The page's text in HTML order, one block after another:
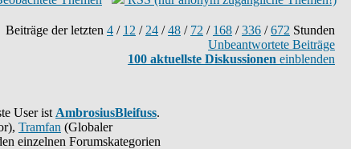
Beiträge der letzten 4 / 12 / 24 /48 / 72 / 168 /336 /672 Stunden
Unbeantwortete Beiträge
100 aktuellste Diskussionen einblenden
User ist AmbrosiusBleifuss.
Tramfan (Globaler
einzelnen Forumskategorien